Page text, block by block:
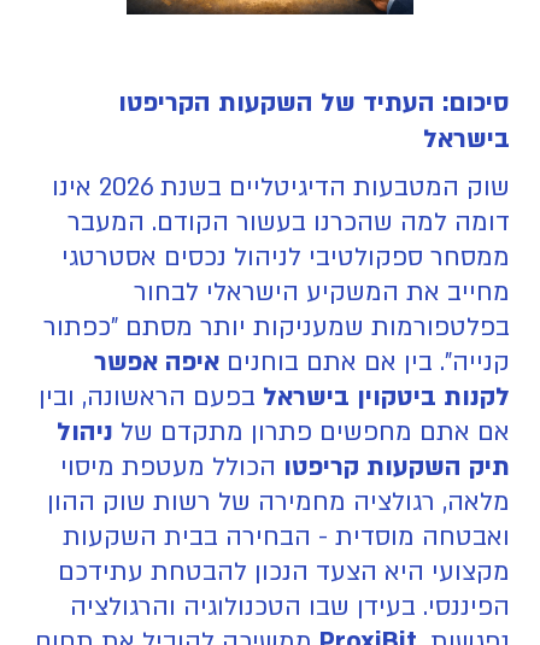
סיכום: העתיד של השקעות הקריפטו
בישראל
שוק המטבעות הדיגיטליים בשנת 2026 אינו
דומה למה שהכרנו בעשור הקודם. המעבר
ממסחר ספקולטיבי לניהול נכסים אסטרטגי
מחייב את המשקיע הישראלי לבחור
בפלטפורמות שמעניקות יותר מסתם "כפתור
קנייה". בין אם אתם בוחניםאיפה אפשר
לקנות ביטקוין בישראל בפעם הראשונה, ובין
אם אתם מחפשים פתרון מתקדם של ניהול
תיק השקעות קריפטו הכולל מעטפת מיסוי
מלאה, רגולציה מחמירה של רשות שוק ההון
ואבטחה מוסדית - הבחירה בבית השקעות
מקצועי היא הצעד הנכון להבטחת עתידכם
הפיננסי. בעידן שבו הטכנולוגיה והרגולציה